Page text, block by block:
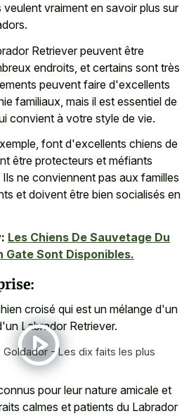
vraiment en savoir plus sur
Retriever peuvent être
endroits, et certains sont très
peuvent faire d'excellents
familiaux, mais il est essentiel de
convient à votre style de vie.
font d'excellents chiens de
être protecteurs et méfiants
ne conviennent pas aux familles
et doivent être bien socialisés en
Les Chiens De Sauvetage Du
Gate Sont Disponibles.
croisé qui est un mélange d'un
Labrador Retriever.
Goldador - Les dix faits les plus
pour leur nature amicale et
calmes et patients du Labrador